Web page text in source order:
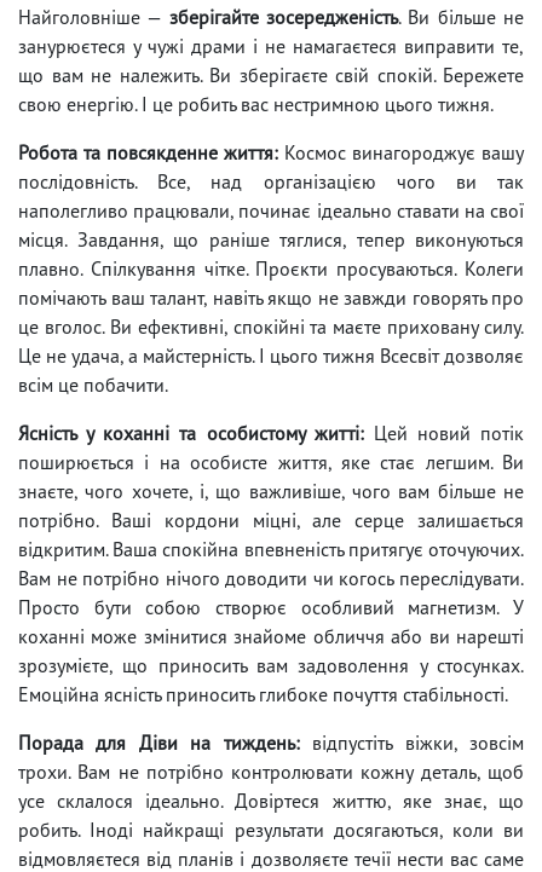
Найголовніше — зберігайте зосередженість. Ви більше не
занурюєтеся у чужі драми і не намагаєтеся виправити те,
що вам не належить. Ви зберігаєте свій спокій. Бережете
свою енергію. І це робить вас нестримною цього тижня.
Робота та повсякденне життя: Космос винагороджує вашу
послідовність. Все, над організацією чого ви так
наполегливо працювали, починає ідеально ставати на свої
місця. Завдання, що раніше тяглися, тепер виконуються
плавно. Спілкування чітке. Проєкти просуваються. Колеги
помічають ваш талант, навіть якщо не завжди говорять про
це вголос. Ви ефективні, спокійні та маєте приховану силу.
Це не удача, а майстерність. І цього тижня Всесвіт дозволяє
всім це побачити.
Ясність у коханні та особистому житті:Цей новий потік
поширюється і на особисте життя, яке стає легшим. Ви
знаєте, чого хочете, і, що важливіше, чого вам більше не
потрібно. Ваші кордони міцні, але серце залишається
відкритим. Ваша спокійна впевненість притягує оточуючих.
Вам не потрібно нічого доводити чи когось переслідувати.
Просто бути собою створює особливий магнетизм. У
коханні може змінитися знайоме обличчя або ви нарешті
зрозумієте, що приносить вам задоволення у стосунках.
Емоційна ясність приносить глибоке почуття стабільності.
Порада для Діви на тиждень:відпустіть віжки, зовсім
трохи. Вам не потрібно контролювати кожну деталь, щоб
усе склалося ідеально. Довіртеся життю, яке знає, що
робить. Іноді найкращі результати досягаються, коли ви
відмовляєтеся від планів і дозволяєте течії нести вас саме